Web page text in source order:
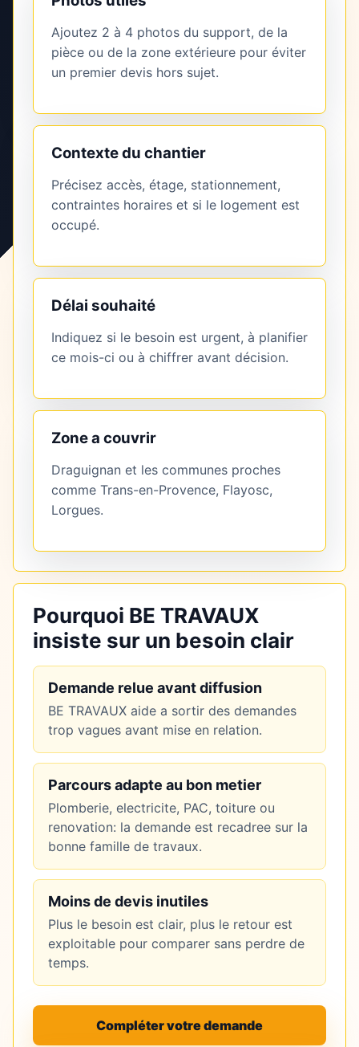
Ajoutez 2 à 4 photos du support, de la
pièce ou de la zone extérieure pour éviter
un premier devis hors sujet.
Contexte du chantier
Précisez accès, étage, stationnement,
contraintes horaires et si le logement est
occupé.
Délai souhaité
Indiquez si le besoin est urgent, à planifier
ce mois-ci ou à chiffrer avant décision.
Zone a couvrir
Draguignan et les communes proches
comme Trans-en-Provence, Flayosc,
Lorgues.
Pourquoi BE TRAVAUX
insiste sur un besoin clair
Demande relue avant diffusion
BE TRAVAUX aide a sortir des demandes
trop vagues avant mise en relation.
Parcours adapte au bon metier
Plomberie, electricite, PAC, toiture ou
renovation: la demande est recadree sur la
bonne famille de travaux.
Moins de devis inutiles
Plus le besoin est clair, plus le retour est
exploitable pour comparer sans perdre de
temps.
Compléter votre demande